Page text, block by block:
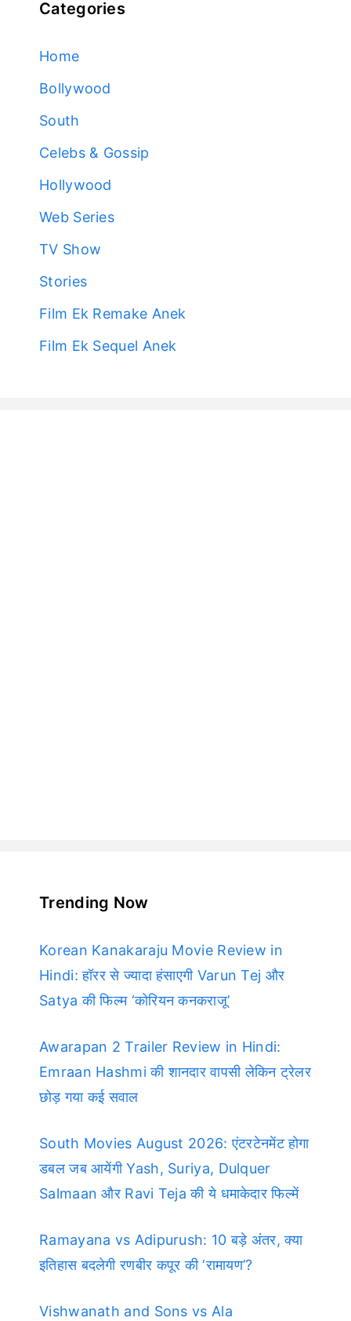
Categories
Home
Bollywood
South
Celebs & Gossip
Hollywood
Web Series
TV Show
Stories
Film Ek Remake Anek
Film Ek Sequel Anek
Trending Now
Korean Kanakaraju Movie Review in
Hindi: हॉरर से ज्यादा हंसाएगी Varun Tej और
Satya की फिल्म ‘कोरियन कनकराजू’
Awarapan 2 Trailer Review in Hindi:
Emraan Hashmi की शानदार वापसी लेकिन ट्रेलर
छोड़ गया कई सवाल
South Movies August 2026: एंटरटेनमेंट होगा
डबल जब आयेंगी Yash, Suriya, Dulquer
Salmaan और Ravi Teja की ये धमाकेदार फिल्में
Ramayana vs Adipurush: 10 बड़े अंतर, क्या
इतिहास बदलेगी रणबीर कपूर की ‘रामायण’?
Vishwanath and Sons vs Ala